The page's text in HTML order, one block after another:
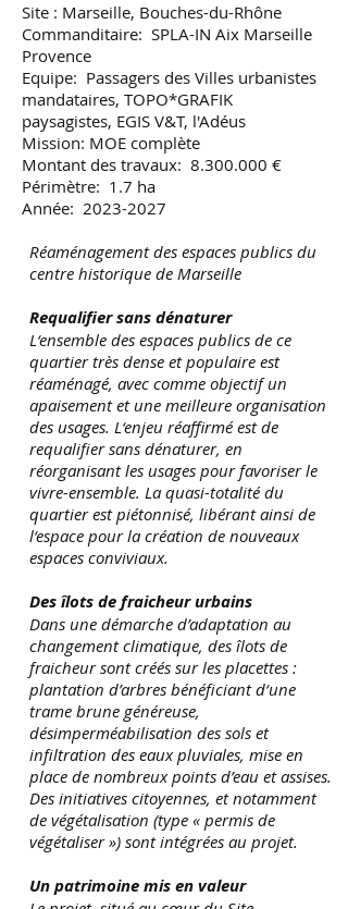
Site : Marseille, Bouches-du-Rhône
Commanditaire: SPLA-IN Aix Marseille
Provence
Equipe: Passagers des Villes urbanistes
mandataires, TOPO*GRAFIK
paysagistes, EGIS V&T, l'Adéus
Mission: MOE complète
Montant des travaux: 8.300.000 €
Périmètre: 1.7 ha
Année: 2023-2027
Réaménagement des espaces publics du
centre historique de Marseille
Requalifier sans dénaturer
L‘ensemble des espaces publics de ce
quartier très dense et populaire est
réaménagé, avec comme objectif un
apaisement et une meilleure organisation
des usages. L‘enjeu réaffirmé est de
requalifier sans dénaturer, en
réorganisant les usages pour favoriser le
vivre-ensemble. La quasi-totalité du
quartier est piétonnisé, libérant ainsi de
l‘espace pour la création de nouveaux
espaces conviviaux.
Des îlots de fraicheur urbains
Dans une démarche d’adaptation au
changement climatique, des îlots de
fraicheur sont créés sur les placettes :
plantation d’arbres bénéficiant d‘une
trame brune généreuse,
désimperméabilisation des sols et
infiltration des eaux pluviales, mise en
place de nombreux points d’eau et assises.
Des initiatives citoyennes, et notamment
de végétalisation (type « permis de
végétaliser ») sont intégrées au projet.
Un patrimoine mis en valeur